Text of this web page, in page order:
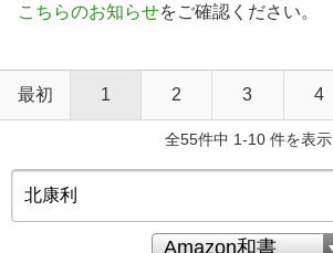
こちらのお知らせをご確認ください。
最初 1 2 3 4
全55件中 1-10 件を表示